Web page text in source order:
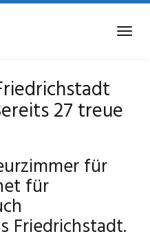
27 treue
für
für
Friedrichstadt.